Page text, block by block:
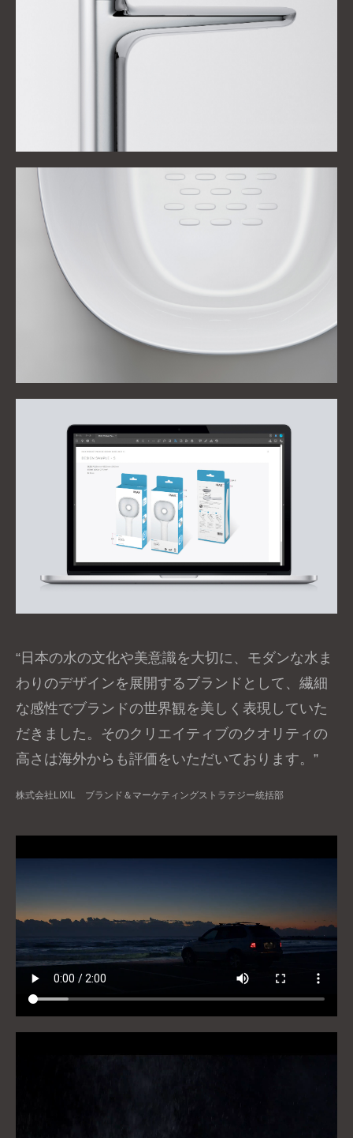
“日本の水の文化や美意識を大切に、モダンな水ま
わりのデザインを展開するブランドとして、繊細
な感性でブランドの世界観を美しく表現していた
だきました。そのクリエイティブのクオリティの
高さは海外からも評価をいただいております。”
株式会社LIXIL ブランド＆マーケティングストラテジー統括部